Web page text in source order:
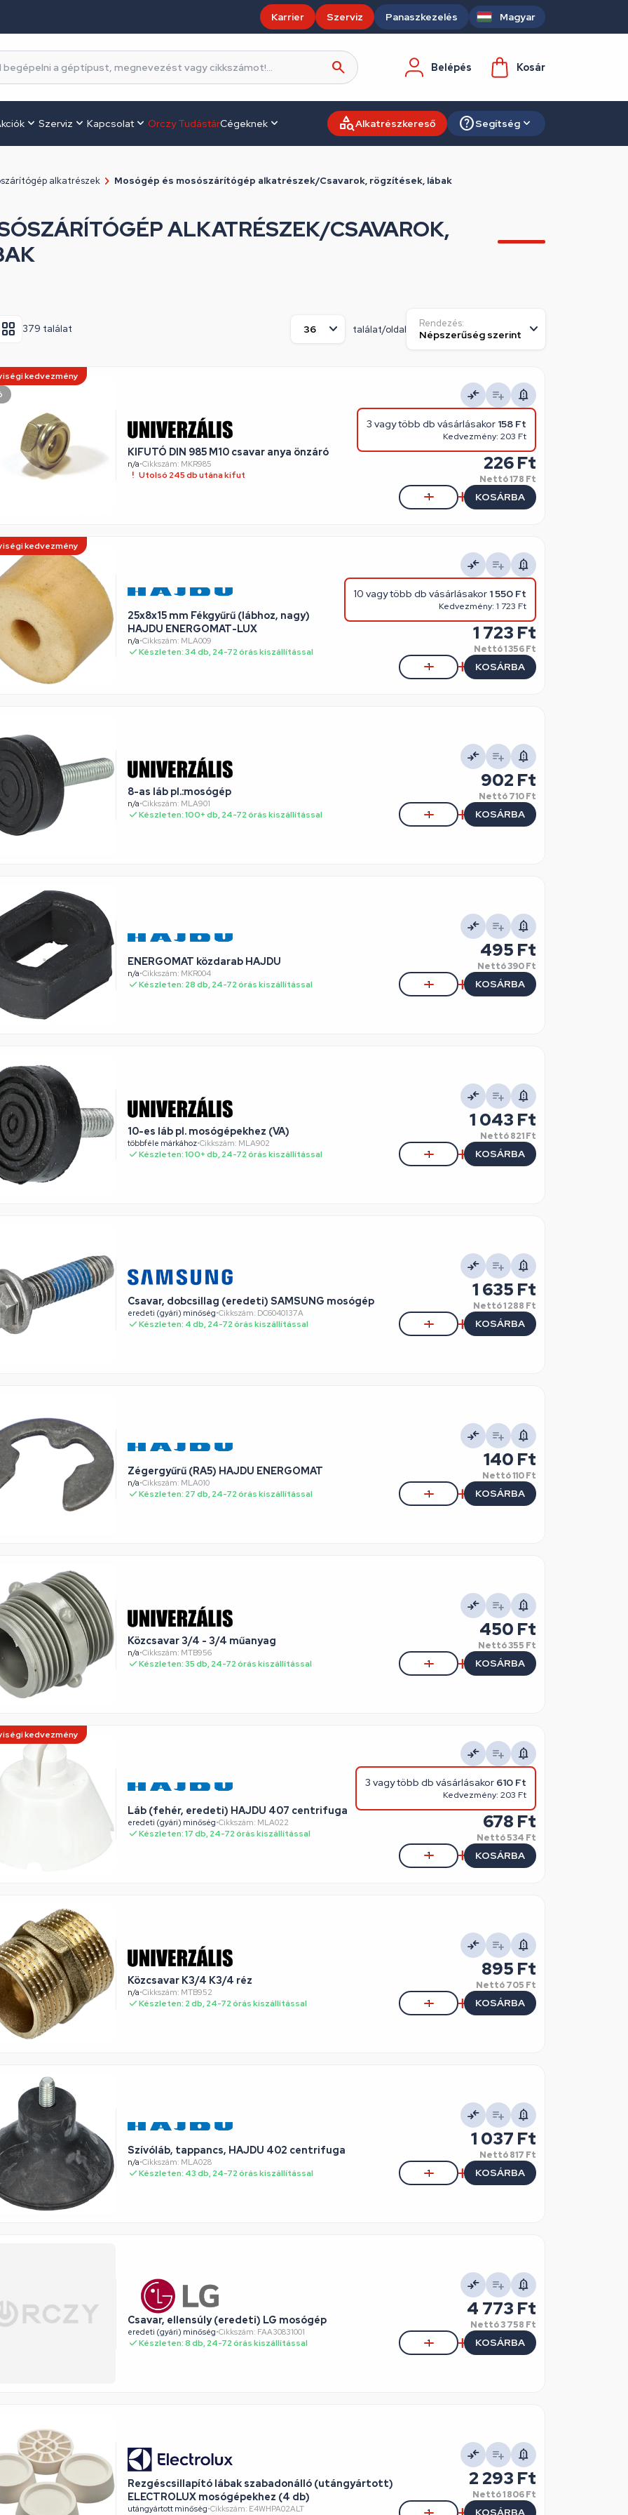
Karrier Szerviz Panaszkezelés Magyar
Belépés Kosár
Szerviz Kapcsolat Orczy TudástárCégeknek Alkatrészkereső Segítség
alkatrészek Mosógép és mosószárítógép alkatrészek/Csavarok, rögzítések, lábak
ALKATRÉSZEK/CSAVAROK,
379 találat találat/oldal
Rendezés:
kedvezmény
KIFUTÓ DIN 985 M10 csavar anya önzáró
n/a•Cikkszám: MKR985
Utolsó 245 db utána kifut
3 vagy több db vásárlásakor 158 Ft
Kedvezmény: 203 Ft
226 Ft
Nettó178 Ft
KOSÁRBA
kedvezmény
25x8x15 mm Fékgyűrű (lábhoz, nagy)
HAJDU ENERGOMAT-LUX
n/a•Cikkszám: MLA009
Készleten: 34 db, 24-72 órás kiszállítással
10 vagy több db vásárlásakor 1 550 Ft
Kedvezmény: 1 723 Ft
1 723 Ft
Nettó1 356 Ft
KOSÁRBA
8-as láb pl.:mosógép
n/a•Cikkszám: MLA901
Készleten: 100+ db, 24-72 órás kiszállítással
902 Ft
Nettó710 Ft
KOSÁRBA
ENERGOMAT közdarab HAJDU
n/a•Cikkszám: MKR004
Készleten: 28 db, 24-72 órás kiszállítással
495 Ft
Nettó390 Ft
KOSÁRBA
10-es láb pl. mosógépekhez (VA)
többféle márkához•Cikkszám: MLA902
Készleten: 100+ db, 24-72 órás kiszállítással
1 043 Ft
Nettó821 Ft
KOSÁRBA
Csavar, dobcsillag (eredeti) SAMSUNG mosógép
eredeti (gyári) minőség•Cikkszám: DC6040137A
Készleten: 4 db, 24-72 órás kiszállítással
1 635 Ft
Nettó1 288 Ft
KOSÁRBA
Zégergyűrű (RA5) HAJDU ENERGOMAT
n/a•Cikkszám: MLA010
Készleten: 27 db, 24-72 órás kiszállítással
140 Ft
Nettó110 Ft
KOSÁRBA
Közcsavar 3/4 - 3/4 műanyag
n/a•Cikkszám: MTB956
Készleten: 35 db, 24-72 órás kiszállítással
450 Ft
Nettó355 Ft
KOSÁRBA
kedvezmény
Láb (fehér, eredeti) HAJDU 407 centrifuga
eredeti (gyári) minőség•Cikkszám: MLA022
Készleten: 17 db, 24-72 órás kiszállítással
3 vagy több db vásárlásakor 610 Ft
Kedvezmény: 203 Ft
678 Ft
Nettó534 Ft
KOSÁRBA
Közcsavar K3/4 K3/4 réz
n/a•Cikkszám: MTB952
Készleten: 2 db, 24-72 órás kiszállítással
895 Ft
Nettó705 Ft
KOSÁRBA
Szívóláb, tappancs, HAJDU 402 centrifuga
n/a•Cikkszám: MLA028
Készleten: 43 db, 24-72 órás kiszállítással
1 037 Ft
Nettó817 Ft
KOSÁRBA
Csavar, ellensúly (eredeti) LG mosógép
eredeti (gyári) minőség•Cikkszám: FAA30831001
Készleten: 8 db, 24-72 órás kiszállítással
4 773 Ft
Nettó3 758 Ft
KOSÁRBA
Rezgéscsillapító lábak szabadonálló (utángyártott)
ELECTROLUX mosógépekhez (4 db)
utángyártott minőség•Cikkszám: E4WHPA02ALT
2 293 Ft
Nettó1 806 Ft
KOSÁRBA